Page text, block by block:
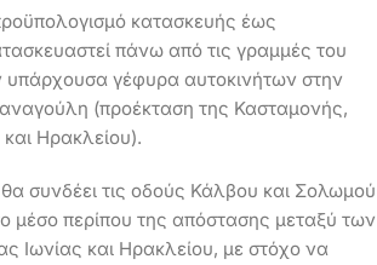
κατασκευής έως
πάνω από τις γραμμές του
υπάρχουσα γέφυρα αυτοκινήτων στην
(προέκταση της Κασταμονής,
Ηρακλείου).
συνδέει τις οδούς Κάλβου και Σολωμού
μέσο περίπου της απόστασης μεταξύ των
Ιωνίας και Ηρακλείου, με στόχο να